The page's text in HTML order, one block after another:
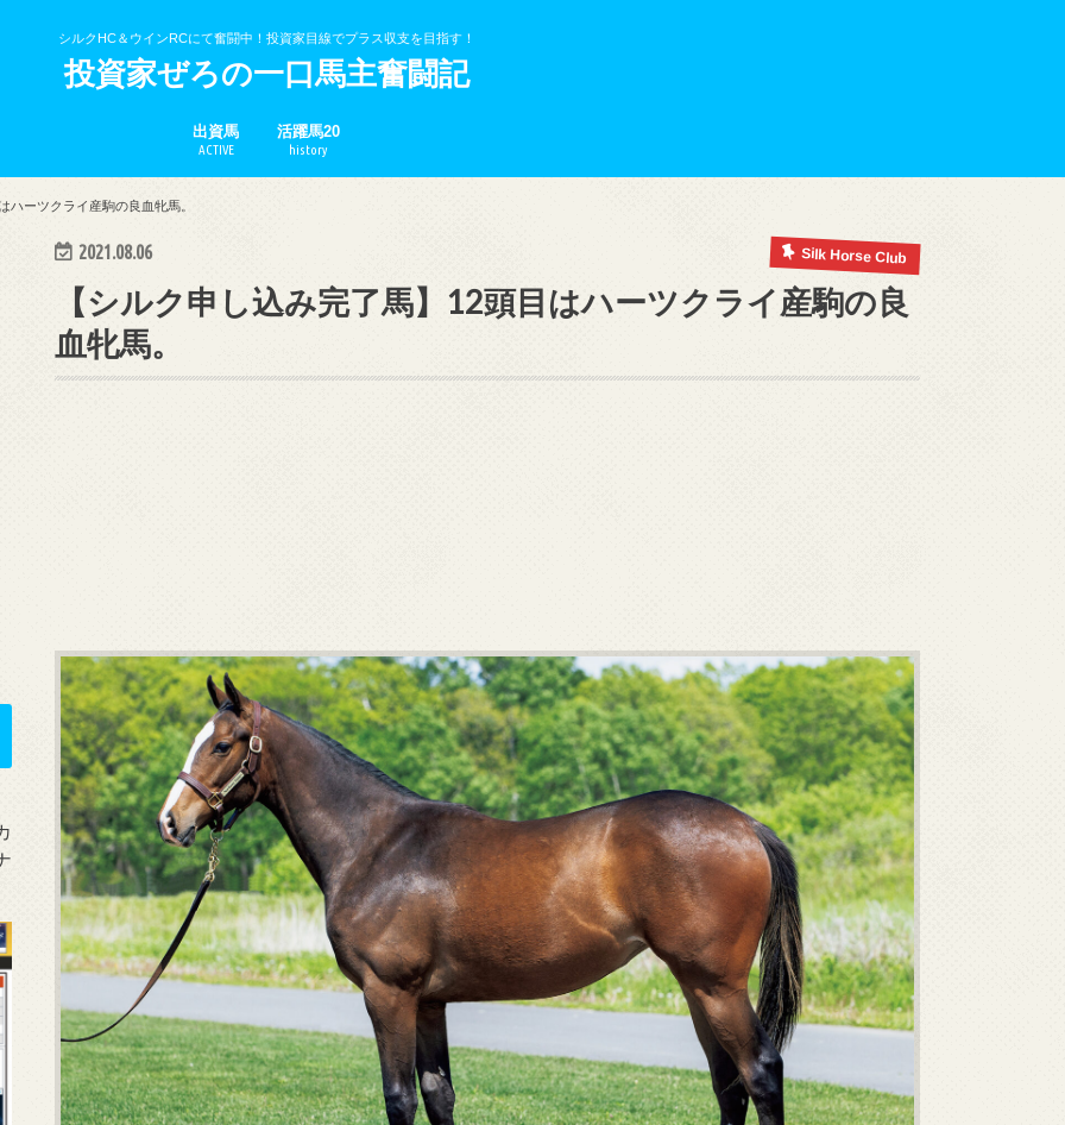
シルクHC＆ウインRCにて奮闘中！投資家目線でプラス収支を目指す！
投資家ぜろの一口馬主奮闘記
出資馬
ACTIVE
活躍馬20
history
ハーツクライ産駒の良血牝馬。
2021.08.06 Silk Horse Club
【シルク申し込み完了馬】12頭目はハーツクライ産駒の良
血牝馬。